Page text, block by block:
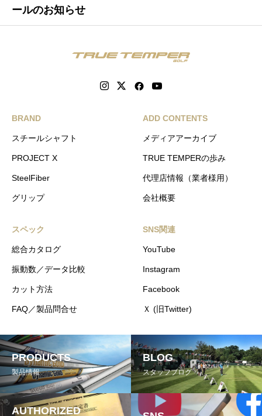
ールのお知らせ
BRAND
スチールシャフト
PROJECT X
SteelFiber
グリップ
ADD CONTENTS
メディアアーカイブ
TRUE TEMPERの歩み
代理店情報（業者様用）
会社概要
スペック
総合カタログ
振動数／データ比較
カット方法
FAQ／製品問合せ
SNS関連
YouTube
Instagram
Facebook
Ｘ (旧Twitter)
PRODUCTS
製品情報
BLOG
スタッフブログ
AUTHORIZED